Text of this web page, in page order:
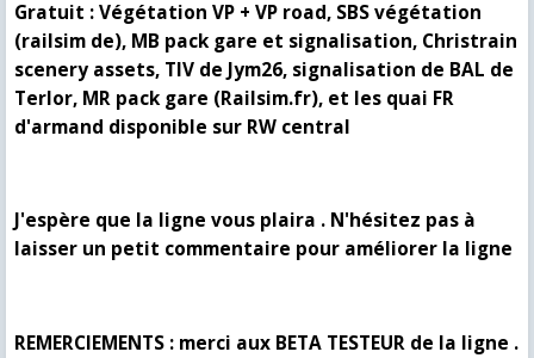
Gratuit : Végétation VP + VP road, SBS végétation
(railsim de), MB pack gare et signalisation, Christrain
scenery assets, TIV de Jym26, signalisation de BAL de
Terlor, MR pack gare (Railsim.fr), et les quai FR
d'armand disponible sur RW central
J'espère que la ligne vous plaira . N'hésitez pas à
laisser un petit commentaire pour améliorer la ligne
REMERCIEMENTS : merci aux BETA TESTEUR de la ligne .